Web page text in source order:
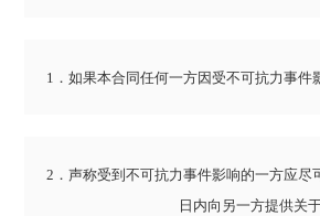
1．如果本合同任何一方因受不可抗力事
2．声称受到不可抗力事件影响的一方应
日内向另一方提